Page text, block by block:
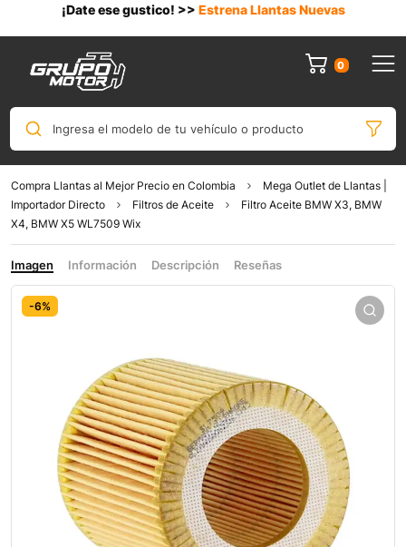
¡Date ese gustico! >> Estrena Llantas Nuevas
0
Ingresa el modelo de tu vehículo o producto
Compra Llantas al Mejor Precio en Colombia
Mega Outlet de Llantas |
Importador Directo
Filtros de Aceite
Filtro Aceite BMW X3, BMW
X4, BMW X5 WL7509 Wix
Imagen Información Descripción Reseñas
-6%